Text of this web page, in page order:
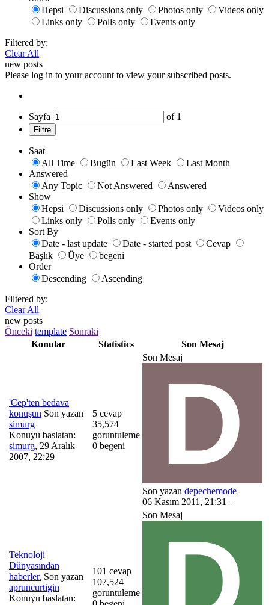
Hepsi
Discussions only Photos only
Videos only
Links only
Polls only
Events only
Filtered by:
Clear All
new posts
Please log in to your account to view your subscribed posts.
Sayfa of 1
Filtre
Saat
All Time
Bugün Last Week
Last Month
Answered
Any Topic
Not Answered
Answered
Show
Hepsi
Discussions only Photos only
Videos only
Links only
Polls only
Events only
Sort By
Date - last update
Date - started post
Cevap
Başlık
Üye
begeni
Order
Descending
Ascending
Filtered by:
Clear All
new posts
Önceki template Sonraki
Konular
Statistics Son Mesaj
'Cep'ten bedava
konuşun Son yazan
simurg
Konuyu baslatan:
simurg, 29 Aralık
2007, 22:29
5 cevap
35,574
goruntuleme
0 begeni
Son Mesaj
Son yazan depechemode
06 Kasım 2011, 21:31
Teknoloji
Dünyasından
haberler. Son yazan
apruncurtigin
Konuyu baslatan:
101 cevap
107,524
goruntuleme
Son Mesaj